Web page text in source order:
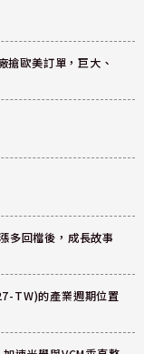
歐美訂單，巨大、
多回檔後，成長故事
TW)的產業週期位置